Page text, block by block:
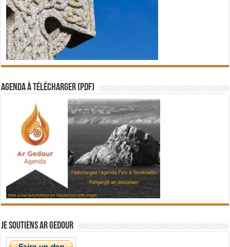
Agenda à télécharger (PDF)
Je soutiens Ar Gedour